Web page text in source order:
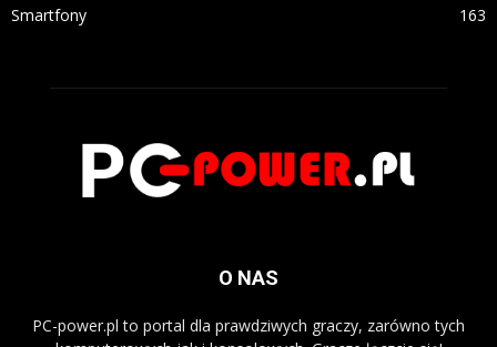
Smartfony
163
O NAS
PC-power.pl to portal dla prawdziwych graczy, zarówno tych